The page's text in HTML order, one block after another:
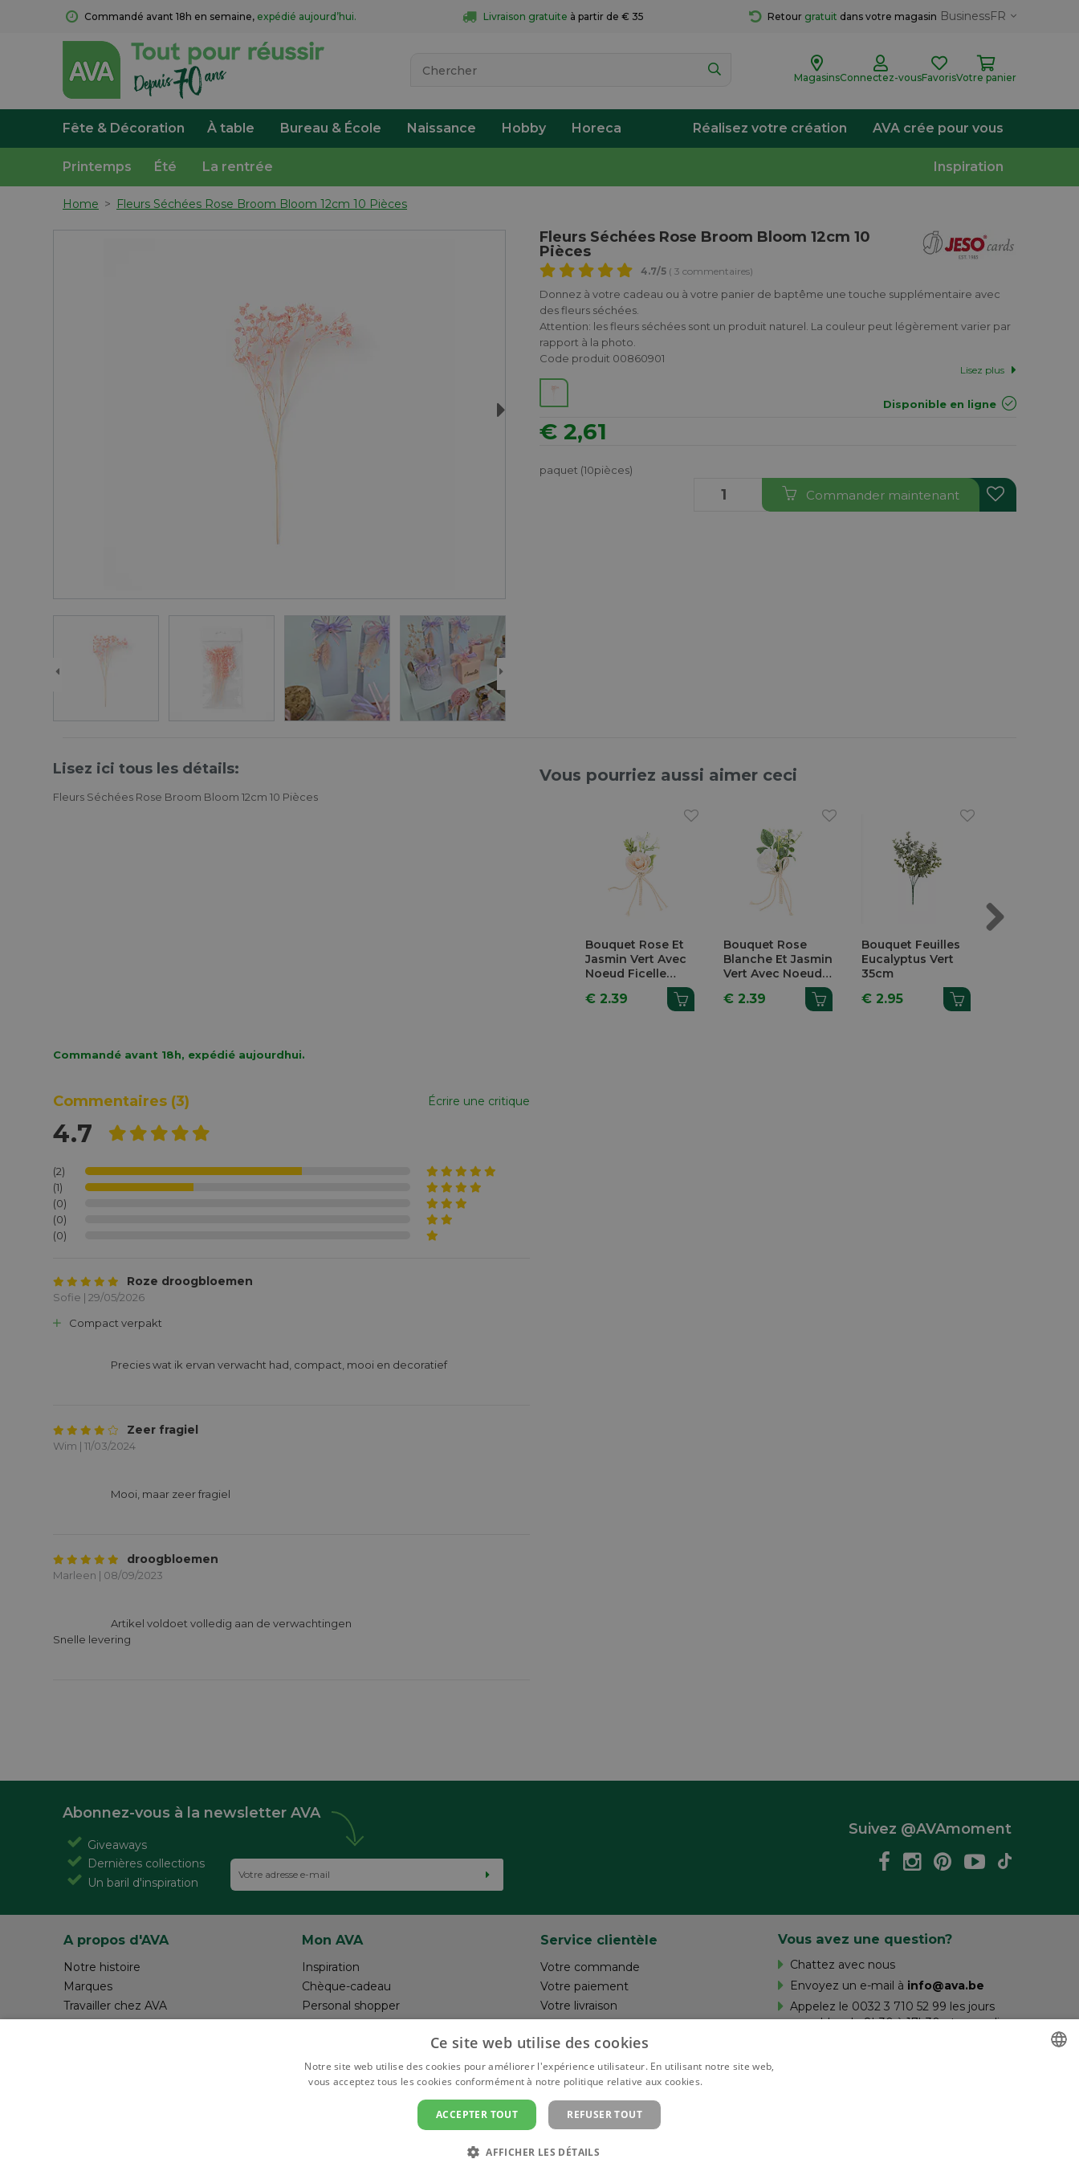
Commandé avant 18h en semaine, expédié aujourd’hui. Livraison gratuite à partir de € 35 Retour gratuit dans votre magasin BusinessFR
MagasinsConnectez-vousFavorisVotre panier
Fête & Décoration À table Bureau & École Naissance Hobby Horeca Réalisez votre création AVA crée pour vous
Printemps Été La rentrée Inspiration
Home > Fleurs Séchées Rose Broom Bloom 12cm 10 Pièces
Next
Fleurs Séchées Rose Broom Bloom 12cm 10
Pièces
4.7/5 ( 3 commentaires)
Donnez à votre cadeau ou à votre panier de baptême une touche supplémentaire avec
des fleurs séchées.
Attention: les fleurs séchées sont un produit naturel. La couleur peut légèrement varier par
rapport à la photo.
Code produit 00860901
Lisez plus
Disponible en ligne
€ 2,61
paquet (10pièces)
Commander maintenant
Lisez ici tous les détails:
Fleurs Séchées Rose Broom Bloom 12cm 10 Pièces
Vous pourriez aussi aimer ceci
Bouquet Rose Et
Jasmin Vert Avec
Noeud Ficelle
€ 2.39
Bouquet Rose
Blanche Et Jasmin
Vert Avec Noeud
12,5cm
€ 2.39
Bouquet Feuilles
Eucalyptus Vert
35cm
€ 2.95
Commandé avant 18h, expédié aujourdhui.
Commentaires (3) Écrire une critique
4.7
(2)
(1)
(0)
(0)
(0)
Roze droogbloemen
Sofie | 29/05/2026
Compact verpakt
Zeer fragiel
Wim | 11/03/2024
droogbloemen
Marleen | 08/09/2023
Snelle levering
Abonnez-vous à la newsletter AVA
Giveaways
Dernières collections
Un baril d'inspiration
Suivez @AVAmoment
A propos d'AVA
Notre histoire
Marques
Travailler chez AVA
Mon AVA
Inspiration
Chèque-cadeau
Personal shopper
Rédiger un commentaire
Service clientèle
Votre commande
Votre paiement
Votre livraison
Réalisez votre création
Rappels de produits
Vous avez une question?
Chattez avec nous
Envoyez un e-mail à info@ava.be
Appelez le 0032 3 710 52 99 les jours
ouvrables de 8h30 à 17h30 et samedi
Ce site web utilise des cookies
Notre site web utilise des cookies pour améliorer l'expérience utilisateur. En utilisant notre site web,
vous acceptez tous les cookies conformément à notre politique relative aux cookies.
ACCEPTER TOUT REFUSER TOUT
AFFICHER LES DÉTAILS